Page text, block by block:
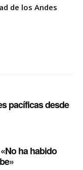
de los Andes
pacíficas desde
ha habido